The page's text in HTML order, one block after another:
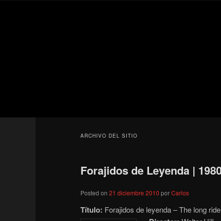
ARCHIVO DEL SITIO
Forajidos de Leyenda |
Posted on21 diciembre 2010 porCarlos
Título: Forajidos de leyenda – The long